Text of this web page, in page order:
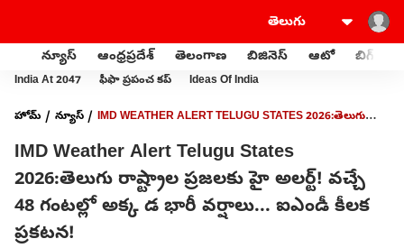
న్యూస్ ఆంధ్రప్రదేశ్ తెలంగాణ బిజినెస్ ఆటో బిగ్‌బాస్
India At 2047 ఫీఫా ప్రపంచ కప్ Ideas Of India
హోమ్ న్యూస్
IMD WEATHER ALERT TELUGU STATES 2026:తెలుగు
ప్రకటన!
IMD Weather Alert Telugu States
2026:తెలుగు రాష్ట్రాల ప్రజలకు హై అలర్ట్! వచ్చే
48 గంటల్లో అక్క డ భారీ వర్షాలు... ఐఎండీ కీలక
ప్రకటన!